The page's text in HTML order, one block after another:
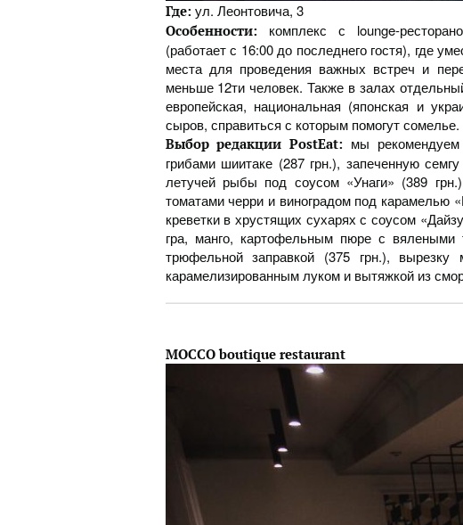
Где: ул. Леонтовича, 3
Особенности: комплекс с lounge-
(работает с 16:00 до последнего гостя), где
места для проведения важных встреч и
меньше 12ти человек. Также в залах
европейская, национальная (японская и
сыров, справиться с которым помогут сомелье.
Выбор редакции PostEat: мы
грибами шиитаке (287 грн.), запеченную
летучей рыбы под соусом «Унаги» (389
томатами черри и виноградом под карамелью
креветки в хрустящих сухарях с соусом
гра, манго, картофельным пюре с
трюфельной заправкой (375 грн.),
карамелизированным луком и вытяжкой из
MOCCO boutique restaurant